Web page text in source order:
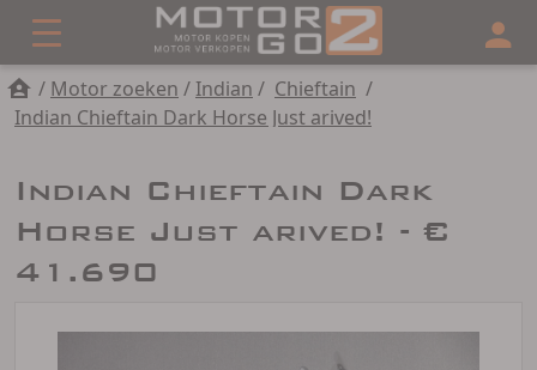
/ Motor zoeken /Indian / Chieftain /
Indian Chieftain Dark Horse Just arived!
Indian Chieftain Dark
Horse Just arived! - €
41.690